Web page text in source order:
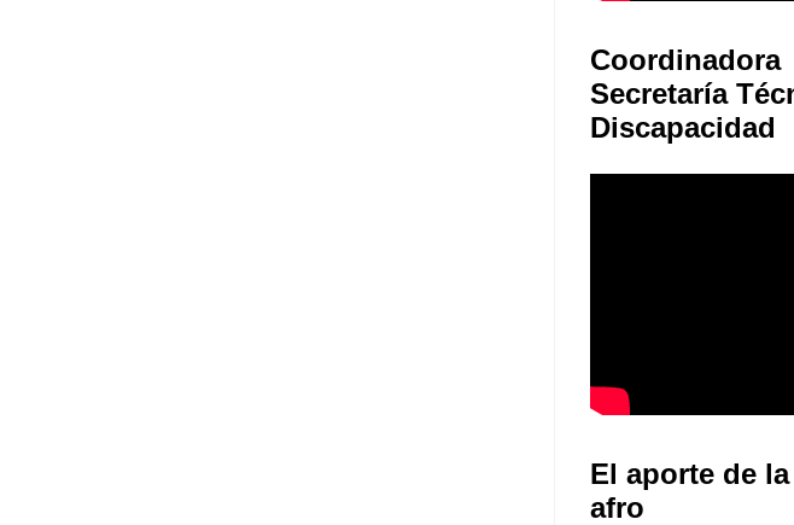
Coordinadora
Secretaría
Discapacidad
El aporte de
afro